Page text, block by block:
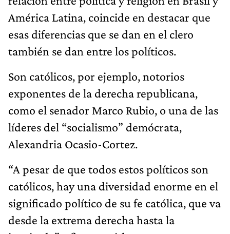
América Latina, coincide en destacar que
esas diferencias que se dan en el clero
también se dan entre los políticos.
Son católicos, por ejemplo, notorios
exponentes de la derecha republicana,
como el senador Marco Rubio, o una de las
líderes del “socialismo” demócrata,
Alexandria Ocasio-Cortez.
“A pesar de que todos estos políticos son
católicos, hay una diversidad enorme en el
significado político de su fe católica, que va
desde la extrema derecha hasta la